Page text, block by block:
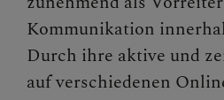
Caritas St.
Familie
Presse und
Kommunikation
Durch ihre aktive und
auf verschiedenen